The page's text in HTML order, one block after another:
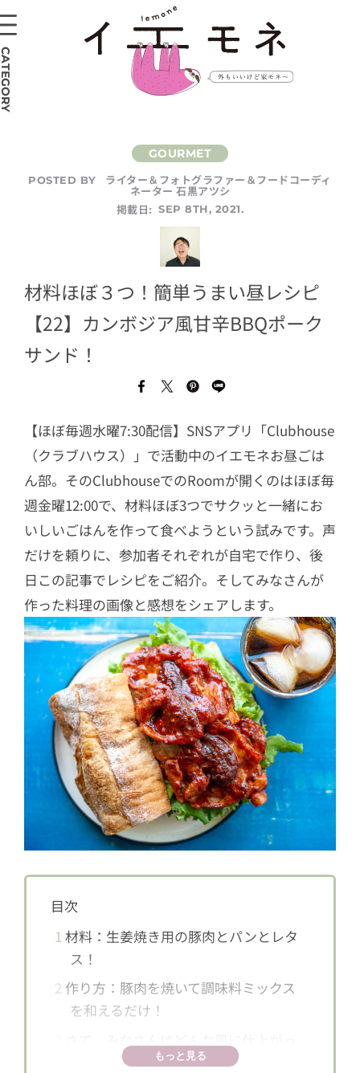
POSTED BY ライター＆フォトグラファー＆フードコーディ
ネーター 石黒アツシ
掲載日: SEP 8TH, 2021.
材料ほぼ３つ！簡単うまい昼レシピ
【22】カンボジア風甘辛BBQポーク
サンド！
【ほぼ毎週水曜7:30配信】SNSアプリ「Clubhouse
（クラブハウス）」で活動中のイエモネお昼ごは
ん部。そのClubhouseでのRoomが開くのはほぼ毎
週金曜12:00で、材料ほぼ3つでサクッと一緒にお
いしいごはんを作って食べようという試みです。声
だけを頼りに、参加者それぞれが自宅で作り、後
日この記事でレシピをご紹介。そしてみなさんが
作った料理の画像と感想をシェアします。
目次
1 材料：生姜焼き用の豚肉とパンとレタ
ス！
2 作り方：豚肉を焼いて調味料ミックス
を和えるだけ！
たでしょう！ もっと見る